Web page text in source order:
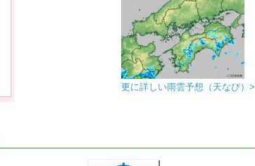
更に詳しい雨雲予想（天なび）>